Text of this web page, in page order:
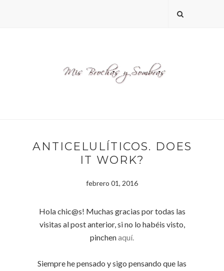
ANTICELULÍTICOS. DOES
IT WORK?
febrero 01, 2016
Hola chic@s! Muchas gracias por todas las
visitas al post anterior, si no lo habéis visto,
pinchenaquí.
Siempre he pensado y sigo pensando que las